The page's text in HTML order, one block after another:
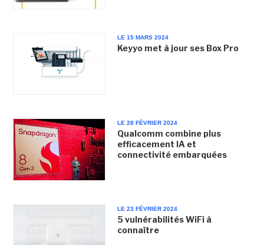
LE 15 MARS 2024
Keyyo met à jour ses Box Pro
LE 28 FÉVRIER 2024
Qualcomm combine plus
efficacement IA et
connectivité embarquées
LE 23 FÉVRIER 2024
5 vulnérabilités WiFi à
connaître